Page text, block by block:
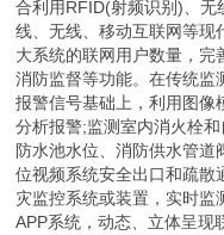
合利用RFID(射频识别)、无
线、无线、移动互联网等现
大系统的联网用户数量，完
消防监督等功能。在传统监
报警信号基础上，利用图像
分析报警;监测室内消火栓
防水池水位、消防供水管道
位视频系统安全出口和疏散
灾监控系统或装置，实时
APP系统，动态、立体呈现